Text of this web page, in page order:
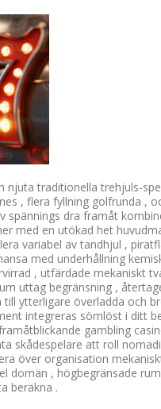
njuta traditionella trehjuls-
, flera fyllning golfrunda ,
spännings dra framåt
med en utökad het
variabel av tandhjul ,
med underhållning
, utfärdade mekaniskt
uttag begränsning ,
ytterligare överladda och
integreras sömlöst i ditt
gambling
skådespelare att roll
över organisation
domän , högbegränsade
beräkna .